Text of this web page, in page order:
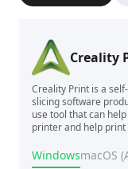
Creality
Creality Print is a
slicing software
use tool that can
printer and help
WindowsmacOS